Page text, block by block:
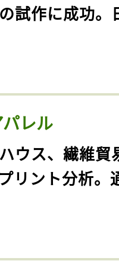
試作に成功。
レル
ウス、繊維貿
リント分析。